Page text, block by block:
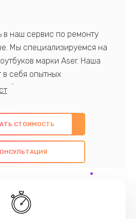
в наш сервис по ремонту
Мы специализируемся на
марки Aser. Наша
в себя опытных
обширными знаниями и
и качественный ремонт с
компонентов, а
качество всех
Наша цель - предоставить
Не медлите записаться на
СТОИМОСТЬ